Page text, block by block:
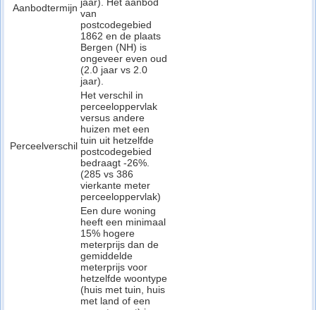
Aanbodtermijn van
postcodegebied
1862 en de plaats
Bergen (NH) is
ongeveer even oud
(2.0 jaar vs 2.0
jaar).
Perceelverschil
Het verschil in
perceeloppervlak
versus andere
huizen met een
tuin uit hetzelfde
postcodegebied
bedraagt -26%.
(285 vs 386
vierkante meter
perceeloppervlak)
Een dure woning
heeft een minimaal
15% hogere
meterprijs dan de
gemiddelde
meterprijs voor
hetzelfde woontype
(huis met tuin, huis
met land of een